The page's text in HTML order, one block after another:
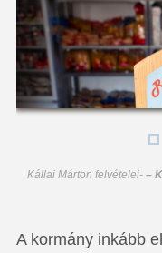
Kállai Márton felvételei-–
A kormány inkább